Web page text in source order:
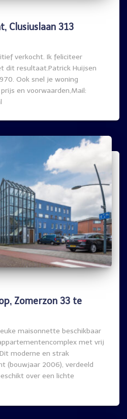
Clusiuslaan 313
verkocht. Ik feliciteer
dit resultaat.Patrick Huijsen
Ook snel je woning
en voorwaarden,Mail:
Zomerzon 33 te
maisonnette beschikbaar
met vrij
moderne en strak
(bouwjaar 2006), verdeeld
over een lichte